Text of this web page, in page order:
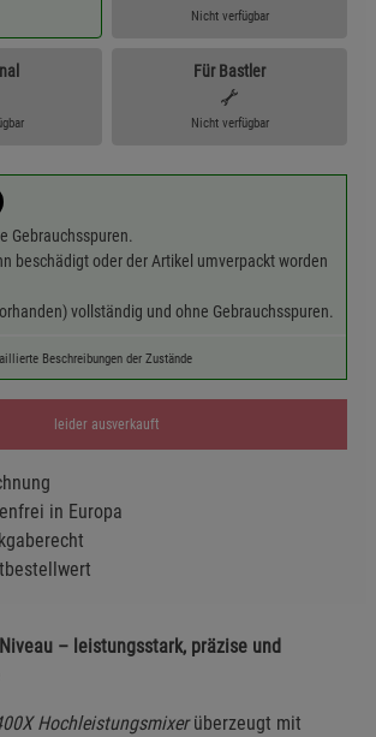
Nicht verfügbar
Für Bastler
Nicht verfügbar
Gebrauchsspuren.
beschädigt oder der Artikel umverpackt worden
vollständig und ohne Gebrauchsspuren.
Beschreibungen der Zustände
leider ausverkauft
in Europa
– leistungsstark, präzise und
Hochleistungsmixerüberzeugt mit